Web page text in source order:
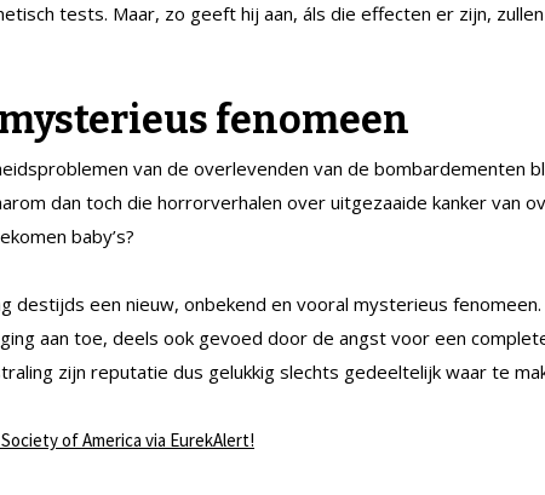
tests. Maar, zo geeft hij aan, áls die effecten er zijn,
fenomeen
van de overlevenden van de bombardementen
dan toch die horrorverhalen over uitgezaaide kanker van
baby’s?
destijds een nieuw, onbekend en vooral mysterieus
aan toe, deels ook gevoed door de angst voor een
zijn reputatie dus gelukkig slechts gedeeltelijk waar te
of America via EurekAlert!